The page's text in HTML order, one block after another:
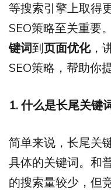
等搜索引擎上取得
SEO策略至关重要
键词到页面优化，
SEO策略，帮助你
1. 什么是长尾关键
简单来说，长尾关
具体的关键词。和
的搜索量较少，但